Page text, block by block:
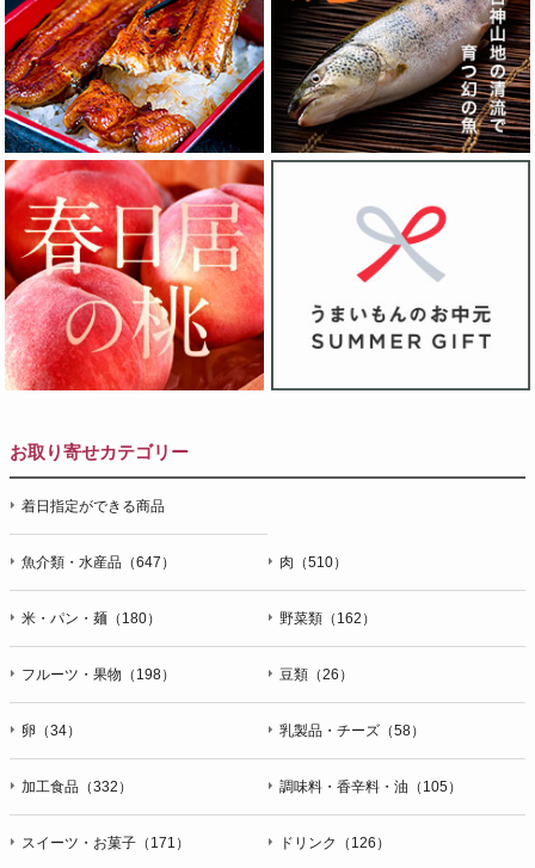
お取り寄せカテゴリー
着日指定ができる商品
魚介類・水産品（647） 肉（510）
米・パン・麺（180） 野菜類（162）
フルーツ・果物（198） 豆類（26）
卵（34） 乳製品・チーズ（58）
加工食品（332） 調味料・香辛料・油（105）
スイーツ・お菓子（171） ドリンク（126）